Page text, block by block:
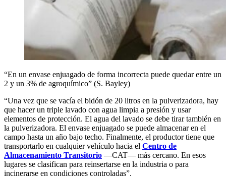
“En un envase enjuagado de forma incorrecta puede quedar entre un
2 y un 3% de agroquímico” (S. Bayley)
“Una vez que se vacía el bidón de 20 litros en la pulverizadora, hay
que hacer un triple lavado con agua limpia a presión y usar
elementos de protección. El agua del lavado se debe tirar también en
la pulverizadora. El envase enjuagado se puede almacenar en el
campo hasta un año bajo techo. Finalmente, el productor tiene que
transportarlo en cualquier vehículo hacia el Centro de
Almacenamiento Transitorio —CAT— más cercano. En esos
lugares se clasifican para reinsertarse en la industria o para
incinerarse en condiciones controladas”.